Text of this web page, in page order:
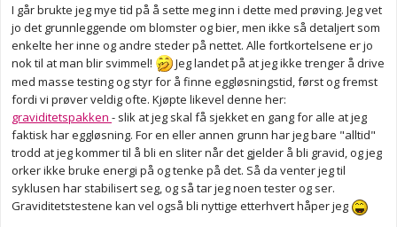
I går brukte jeg mye tid på å sette meg inn i dette med prøving. Jeg vet
jo det grunnleggende om blomster og bier, men ikke så detaljert som
enkelte her inne og andre steder på nettet. Alle fortkortelsene er jo
nok til at man blir svimmel!
Jeg landet på at jeg ikke trenger å drive
med masse testing og styr for å finne eggløsningstid, først og fremst
fordi vi prøver veldig ofte. Kjøpte likevel denne her:
graviditetspakken - slik at jeg skal få sjekket en gang for alle at jeg
faktisk har eggløsning. For en eller annen grunn har jeg bare "alltid"
trodd at jeg kommer til å bli en sliter når det gjelder å bli gravid, og jeg
orker ikke bruke energi på og tenke på det. Så da venter jeg til
syklusen har stabilisert seg, og så tar jeg noen tester og ser.
Graviditetstestene kan vel også bli nyttige etterhvert håper jeg